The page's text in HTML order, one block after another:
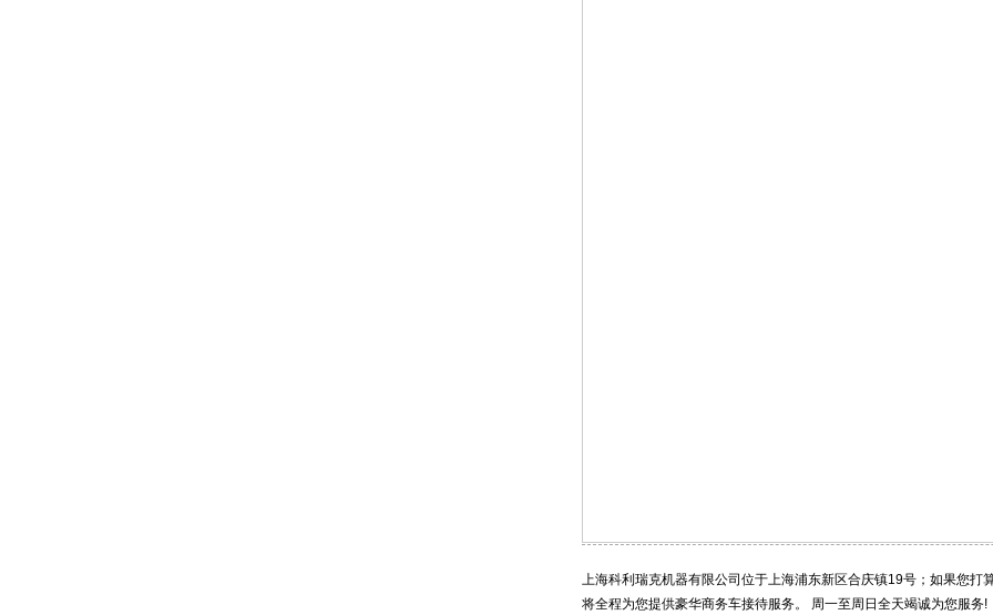
上海科利瑞克机器有限公司位于上海浦东新区合庆镇19号；如果您打
将全程为您提供豪华商务车接待服务。 周一至周日全天竭诚为您服务!